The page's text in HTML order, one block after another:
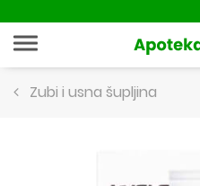
Zubi i usna šupljina